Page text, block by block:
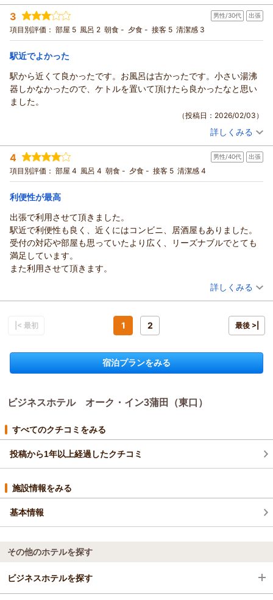
宿泊時期： 2026年01月宿泊 (出張)
投稿者： uemuraさん
宿泊プラン： ☆シングル☆じゃらん ◎期間限定スペシャル価格◎
シングル 食事なし
宿泊価格帯： 7,001～8,000円(大人一人あたり/税込)
3 男性/30代 出張
項目別評価： 部屋 5 風呂 2 朝食 - 夕食 - 接客 5 清潔感 3
駅近でよかった
駅から近くて良かったです。お風呂は古かったです。小さい湯沸
器しかなかったので、ケトルを置いて頂けたら良かったなと思い
ました。
（投稿日：2026/02/03）
投稿者： ひでーんさん(男性/30代)
宿泊プラン： ☆シングル☆じゃらん ◎期間限定スペシャル価格◎
シングル 食事なし
宿泊価格帯： 7,001～8,000円(大人一人あたり/税込)
詳しくみる
4 男性/40代 出張
項目別評価： 部屋 4 風呂 4 朝食 - 夕食 - 接客 5 清潔感 4
利便性が最高
出張で利用させて頂きました。
駅近で利便性も良く、近くにはコンビニ、居酒屋もありました。
受付の対応や部屋も思っていたより広く、リーズナブルでとても
満足しています。
また利用させて頂きます。
（投稿日：2026/01/31）
宿泊時期： 2026年01月宿泊 (出張)
宿泊プラン：
☆シングル☆じゃらん ◎期間限定スペシャル価格◎
詳しくみる
|< 最初 1 2 最後 >|
宿泊プランをみる
ビジネスホテル オーク・イン3蒲田（東口）
すべてのクチコミをみる
投稿から1年以上経過したクチコミ
施設情報をみる
基本情報
その他のホテルを探す
ビジネスホテルを探す